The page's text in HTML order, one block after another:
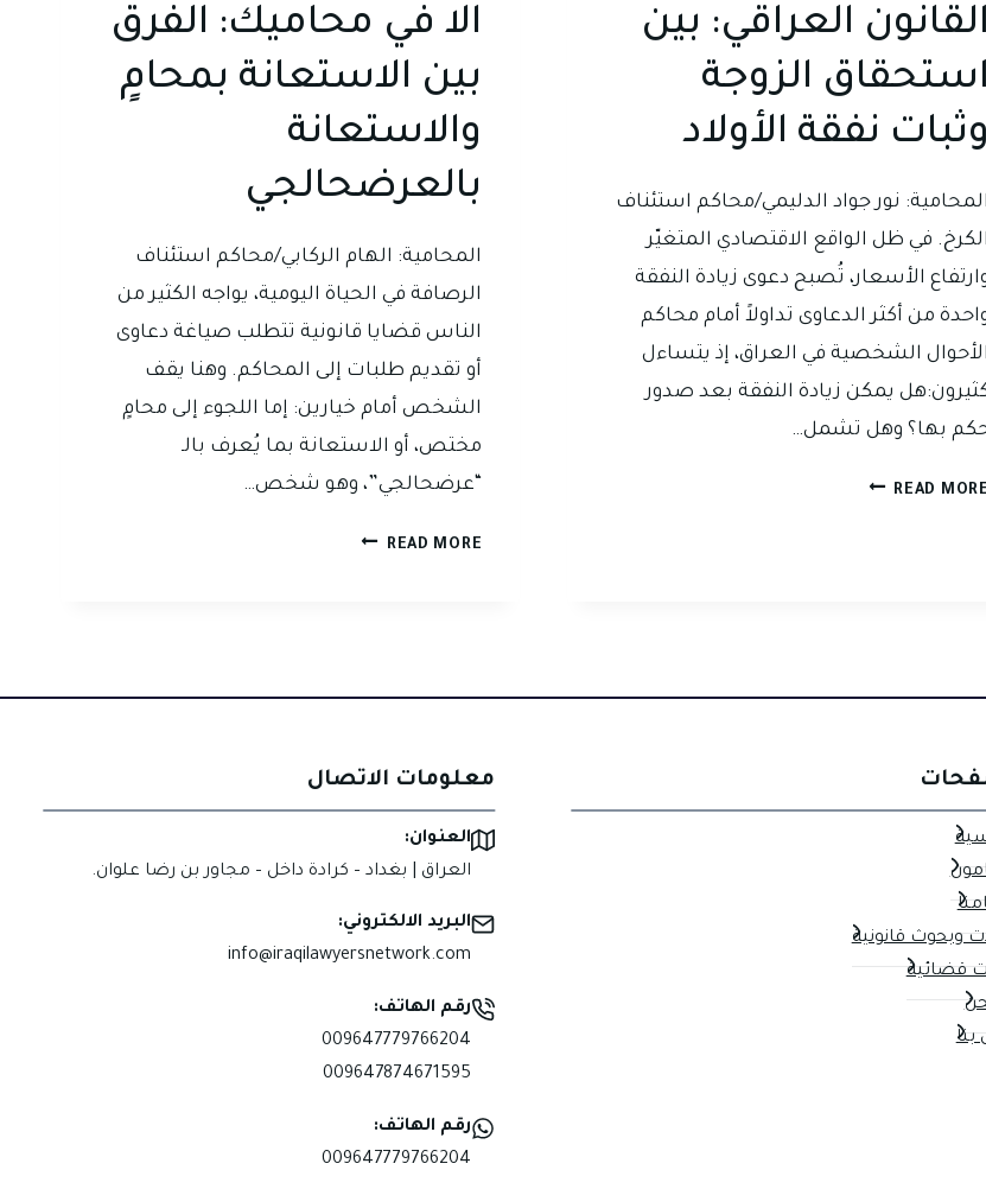
القانون العراقي: بين
استحقاق الزوجة
وثبات نفقة الأولاد
المحامية: نور جواد الدليمي/محاكم استئناف
الكرخ. في ظل الواقع الاقتصادي المتغيّر
الأسعار، تُصبح دعوى زيادة النفقة
من أكثر الدعاوى تداولاً أمام محاكم
الأحوال الشخصية في العراق، إذ يتساءل
يمكن زيادة النفقة بعد صدور
بها؟ وهل تشمل…
READ MOREزيادة
الا في محاميك: الفرق
بين الاستعانة بمحامٍ
والاستعانة
بالعرضحالجي
المحامية: الهام الركابي/محاكم استئناف
الرصافة في الحياة اليومية، يواجه الكثير من
الناس قضايا قانونية تتطلب صياغة دعاوى
أو تقديم طلبات إلى المحاكم. وهنا يقف
الشخص أمام خيارين: إما اللجوء إلى محامٍ
مختص، أو الاستعانة بما يُعرف بالـ
“عرضحالجي”، وهو شخص…
READ MORE اقتصد
بين
والاستعانة
وبحوث قانونية
قضائية
معلومات الاتصال
العنوان:
العراق | بغداد – كرادة داخل – مجاور بن رضا علوان.
البريد الالكتروني:
info@iraqilawyersnetwork.com
رقم الهاتف:
009647779766204
009647874671595
رقم الهاتف:
009647779766204